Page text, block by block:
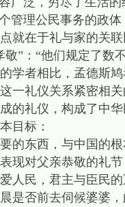
管理公民事务的政
就在于礼与家的关
”：“他们规定了
学者相比，孟德斯
一礼仪关系紧密相
的礼仪，构成了中
目标：
的东西，与中国的
现对父亲恭敬的礼
人民，君主与臣民
是否前去伺候婆婆